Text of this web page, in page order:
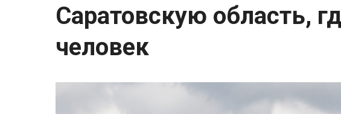
Саратовскую область,
человек